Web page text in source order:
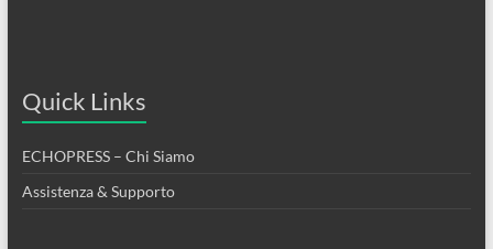
Quick Links
ECHOPRESS – Chi Siamo
Assistenza & Supporto